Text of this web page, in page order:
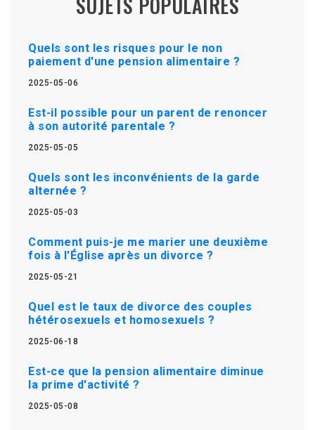
Quels sont les risques pour le non
paiement d'une pension alimentaire ?
2025-05-06
Est-il possible pour un parent de renoncer
à son autorité parentale ?
2025-05-05
Quels sont les inconvénients de la garde
alternée ?
2025-05-03
Comment puis-je me marier une deuxième
fois à l'Église après un divorce ?
2025-05-21
Quel est le taux de divorce des couples
hétérosexuels et homosexuels ?
2025-06-18
Est-ce que la pension alimentaire diminue
la prime d'activité ?
2025-05-08